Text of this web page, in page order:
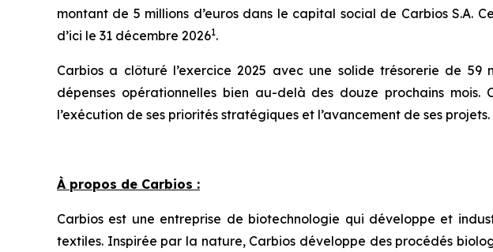
montant de 5 millions d’euros dans le capital social de Carbios S.A.
d’ici le 31 décembre 20261.
Carbios a clôturé l’exercice 2025 avec une solide trésorerie de 59
dépenses opérationnelles bien au-delà des douze prochains
l’exécution de ses priorités stratégiques et l’avancement de ses projets.
À propos de Carbios :
Carbios est une entreprise de biotechnologie qui développe et
textiles. Inspirée par la nature, Carbios développe des procédés